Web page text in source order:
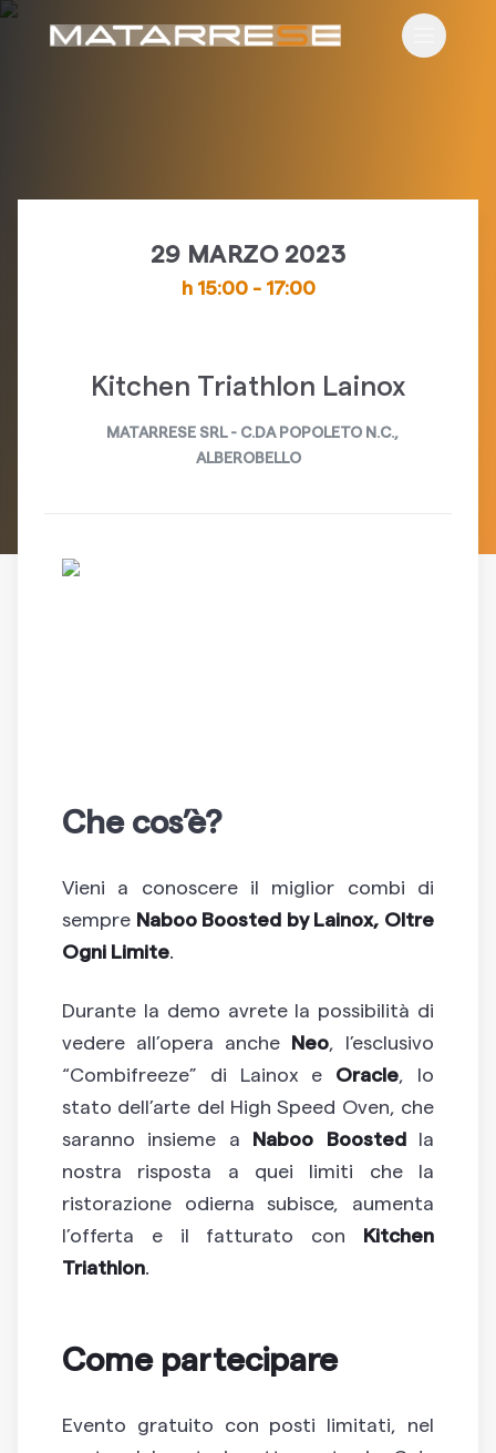
Apri il
29 MARZO 2023
h 15:00- 17:00
Kitchen Triathlon Lainox
MATARRESE SRL- C.DA POPOLETO N.C.,
ALBEROBELLO
Che cos’è?
Vieni a conoscere il miglior combi di
sempre Naboo Boosted by Lainox, Oltre
Ogni Limite
Durante la demo avrete la possibilità di
vedere all’opera anche Neo , l’esclusivo
“Combifreeze” di Lainox e Oracle , lo
stato dell’arte del High Speed Oven, che
saranno insieme a Naboo Boostedla
nostra risposta a quei limiti che la
ristorazione odierna subisce, aumenta
l’offerta e il fatturato con Kitchen
Triathlon
Come partecipare
Evento gratuito con posti limitati, nel